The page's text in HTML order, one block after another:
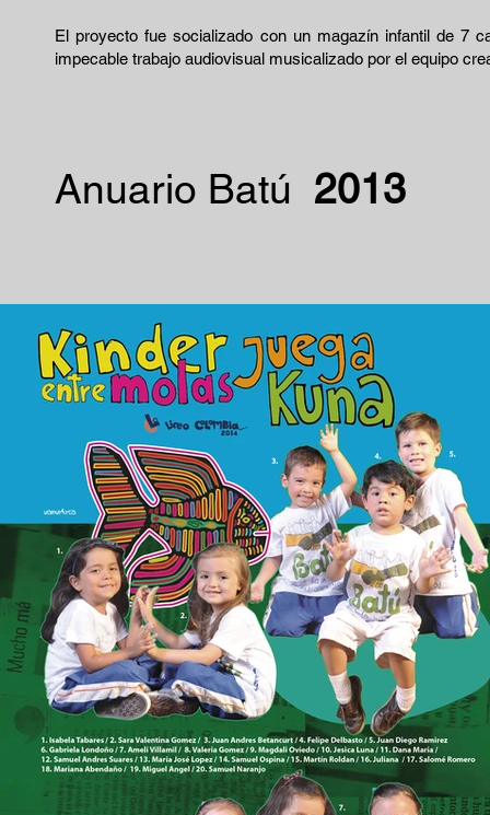
El proyecto fue socializado con un magazín infantil de 7
impecable trabajo audiovisual musicalizado por el equipo
Anuario Batú 2013